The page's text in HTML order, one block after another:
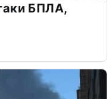
БПЛА,